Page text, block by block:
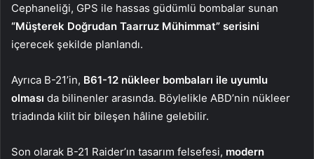
Cephaneliği, GPS ile hassas güdümlü bombalar sunan
“Müşterek Doğrudan Taarruz Mühimmat” serisini
içerecek şekilde planlandı.
Ayrıca B-21’in, B61-12 nükleer bombaları ile uyumlu
olması da bilinenler arasında. Böylelikle ABD’nin nükleer
triadında kilit bir bileşen hâline gelebilir.
Son olarak B-21 Raider’ın tasarım felsefesi, modern